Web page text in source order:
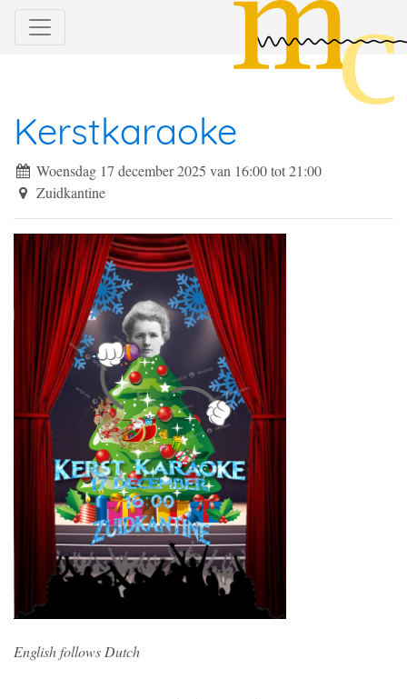
Kerstkaraoke
Woensdag 17 december 2025 van 16:00tot21:00
Zuidkantine
English follows Dutch